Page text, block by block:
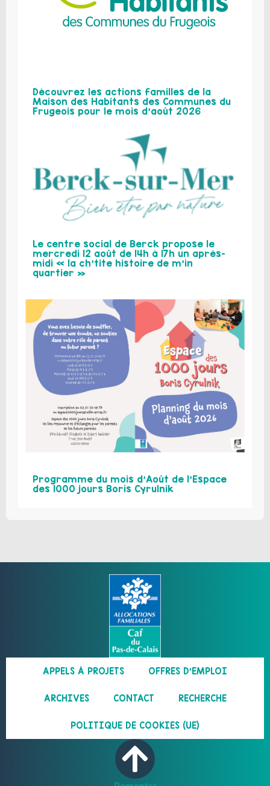
Découvrez les actions familles de la
Maison des Habitants des Communes du
Frugeois pour le mois d’août 2026
Le centre social de Berck propose le
mercredi 12 août de 14h à 17h un après-
midi « la ch’tite histoire de m’in
quartier »
Programme du mois d’Août de l’Espace
des 1000 jours Boris Cyrulnik
APPELS À PROJETS OFFRES D’EMPLOI
ARCHIVES CONTACT RECHERCHE
POLITIQUE DE COOKIES (UE)